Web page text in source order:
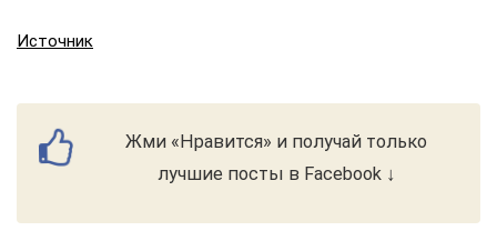
Источник
Жми «Нравится» и получай только
лучшие посты в Facebook ↓